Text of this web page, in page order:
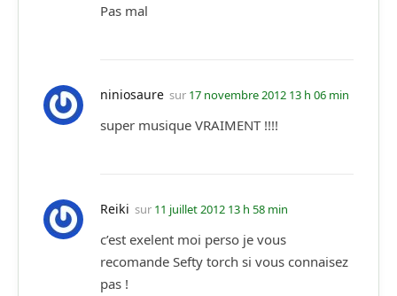
Pas mal
niniosaure sur 17 novembre 2012 13 h 06 min
super musique VRAIMENT !!!!
Reiki sur 11 juillet 2012 13 h 58 min
c’est exelent moi perso je vous
recomande Sefty torch si vous connaisez
pas !